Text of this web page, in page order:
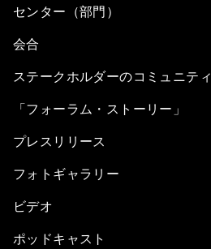
センター（部門）
会合
ステークホルダーのコミュニティ
「フォーラム・ストーリー」
プレスリリース
フォトギャラリー
ビデオ
ポッドキャスト